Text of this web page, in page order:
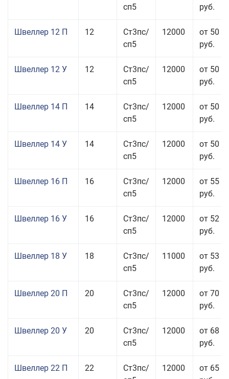
сп5
руб.
Швеллер 12 П 12
Ст3пс/
сп5
12000
от 50
руб.
Швеллер 12 У 12
Ст3пс/
сп5
12000
от 50
руб.
Швеллер 14 П 14
Ст3пс/
сп5
12000
от 50
руб.
Швеллер 14 У 14
Ст3пс/
сп5
12000
от 50
руб.
Швеллер 16 П 16
Ст3пс/
сп5
12000
от 55
руб.
Швеллер 16 У 16
Ст3пс/
сп5
12000
от 52
руб.
Швеллер 18 У 18
Ст3пс/
сп5
11000
от 53
руб.
Швеллер 20 П 20
Ст3пс/
сп5
12000
от 70
руб.
Швеллер 20 У 20
Ст3пс/
сп5
12000
от 68
руб.
Швеллер 22 П 22
Ст3пс/
12000
от 65